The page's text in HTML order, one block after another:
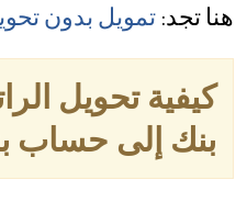
هنا تجد:تمويل بدون تحويل
كيفية تحويل
بنك إلى حساب